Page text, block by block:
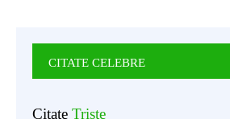
CITATE CELEBRE
Citate Triste